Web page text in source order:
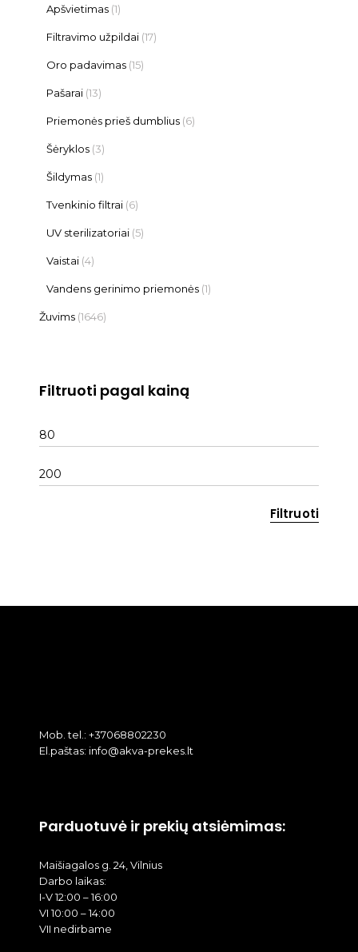
Apšvietimas (1)
Filtravimo užpildai (17)
Oro padavimas (15)
Pašarai (13)
Priemonės prieš dumblius (6)
Šėryklos (3)
Šildymas (1)
Tvenkinio filtrai (6)
UV sterilizatoriai (5)
Vaistai (4)
Vandens gerinimo priemonės (1)
Žuvims (1646)
Filtruoti pagal kainą
Min
Maks
Filtruoti
Mob. tel.: +37068802230
El.paštas: info@akva-prekes.lt
Parduotuvė ir prekių atsiėmimas:
Maišiagalos g. 24, Vilnius
Darbo laikas:
I-V 12:00 – 16:00
VI 10:00 – 14:00
VII nedirbame